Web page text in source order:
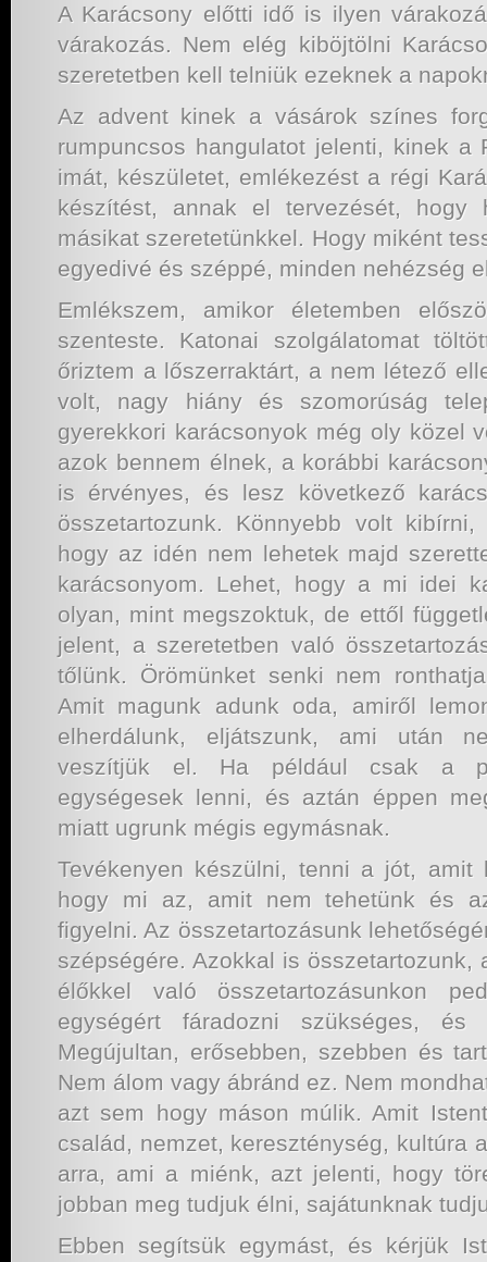
A Karácsony előtti idő is ilyen
várakozás. Nem elég kiböjtölni
szeretetben kell telniük ezeknek a
Az advent kinek a vásárok színes
rumpuncsos hangulatot jelenti, kinek a
imát, készületet, emlékezést a régi
készítést, annak el tervezését, hogy
másikat szeretetünkkel. Hogy miként
egyedivé és széppé, minden nehézség
Emlékszem, amikor életemben
szenteste. Katonai szolgálatomat
őriztem a lőszerraktárt, a nem létező
volt, nagy hiány és szomorúság
gyerekkori karácsonyok még oly közel
azok bennem élnek, a korábbi
is érvényes, és lesz következő
összetartozunk. Könnyebb volt
hogy az idén nem lehetek majd
karácsonyom. Lehet, hogy a mi idei
olyan, mint megszoktuk, de ettől
jelent, a szeretetben való
tőlünk. Örömünket senki nem
Amit magunk adunk oda, amiről
elherdálunk, eljátszunk, ami után
veszítjük el. Ha például csak a
egységesek lenni, és aztán éppen
miatt ugrunk mégis egymásnak.
Tevékenyen készülni, tenni a jót, amit
hogy mi az, amit nem tehetünk és
figyelni. Az összetartozásunk
szépségére. Azokkal is összetartozunk,
élőkkel való összetartozásunkon
egységért fáradozni szükséges,
Megújultan, erősebben, szebben és
Nem álom vagy ábránd ez. Nem
azt sem hogy máson múlik. Amit
család, nemzet, kereszténység, kultúra
arra, ami a miénk, azt jelenti, hogy
jobban meg tudjuk élni, sajátunknak
Ebben segítsük egymást, és kérjük